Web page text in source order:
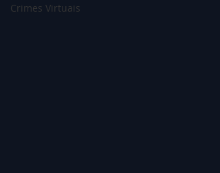
Crimes Virtuais